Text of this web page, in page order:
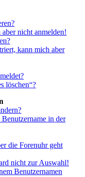
nicht anmelden!
kann mich aber
löschen“?
in der
die Forenuhr geht
nicht zur Auswahl!
Benutzernamen